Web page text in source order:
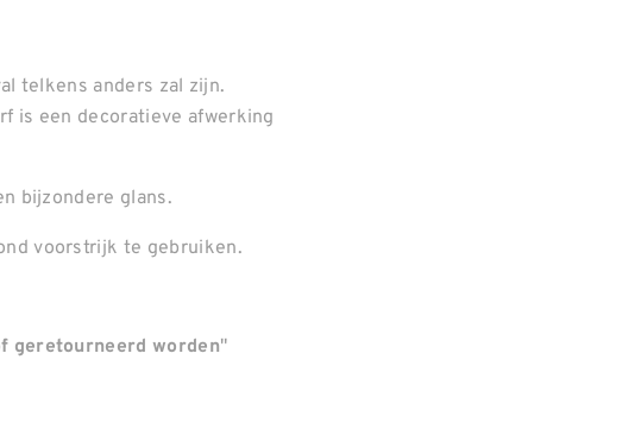
telkens anders zal zijn.
is een decoratieve afwerking
bijzondere glans.
voorstrijk te gebruiken.
geretourneerd worden"